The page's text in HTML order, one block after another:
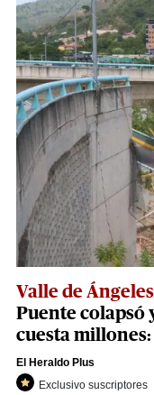
Valle de Ángeles
Puente colapsó
cuesta millones:
El Heraldo Plus
Exclusivo suscriptores